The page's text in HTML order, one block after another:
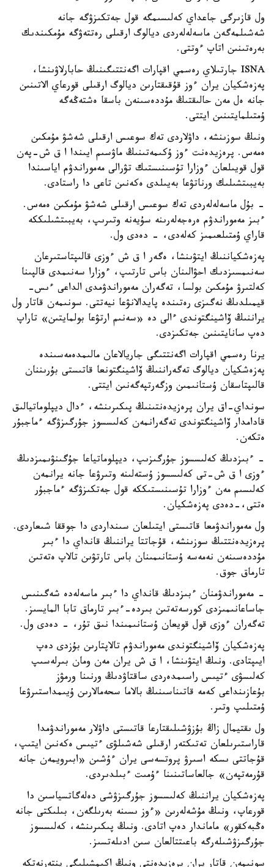
ول قازىرگى جاعداي كەلىسىمگە قول جەتكىزۋگە جانە
شەشىلمەگەن ماسەلەلەردى ديالوگ ارقىلى رەتتەۋگە مۇمكىندىك
بەرەتىنىن اتاپ ءوتتى.
ISNA جارتىلاي رەسمي اقپارات اگەنتتىگىنىڭ حابارلاۋىنشا،
پەزەشكيان يران ءوز قۇقىقتارىن ديالوگ ارقىلى قورعاي الاتىنىن
جانە ەل مەن حالىقتىڭ مۇددەسىنەن باسقا ەشتەڭەگە
ۇمتىلمايتىنىن ايتتى.
ونىڭ سوزىنشە، داۋلاردى تەك سوعىس ارقىلى شەشۋ مۇمكىن
ەمەس. پرەزيدەنت ءوز ۇكىمەتىنىڭ ماۋسىم ايىندا ا ق ش-پەن
قول قويىلعان ءوزارا تۇسىنىستىك تۋرالى مەموراندۋم اياسىندا
بەيبىتشىلىك ورناتۋعا بەيىلدى ەكەنىن تاعى دا راستادى.
- بۇل ماسەلەلەردى تەك سوعىس ارقىلى شەشۋ مۇمكىن ەمەس.
ءبىز مەموراندۋم ەرەجەلەرىنە سۇيەنە وتىرىپ، بەيبىتشىلىككە
قاراي ۇمتىلعىمىز كەلەدى، - دەدى ول.
پەزەشكياننىڭ ايتۋىنشا، ەگەر ا ق ش ءوزى قالىپتاستىرعان
سەنىمسىزدىك احۋالىنان باس تارتىپ، ءوزارا سەنىمدى قالپىنا
كەلتىرۋ مۇمكىن بولسا، تەگەران مەموراندۋمدى الداعى ءىس-
قيمىلدىڭ نەگىزى رەتىندە پايدالانۋعا نيەتتى. سونىمەن قاتار ول
يراننىڭ ۆاشينگتوندى ءالى دە «سەنىم ارتۋعا بولمايتىن» تاراپ
دەپ سانايتىنىن جەتكىزدى.
يرنا رەسمي اقپارات اگەنتتىگى جاريالاعان مالىمدەمەسىندە
پەزەشكيان ديالوگ تەگەراننىڭ ۆاشينگتونعا قاتىستى بۇرىننان
قالىپتاسقان ۇستانىمىن وزگەرتپەگەنىن ايتتى.
سونداي-اق يران پرەزيدەنتىنىڭ پىكىرىنشە، ءدال ديپلوماتيالىق
قادامدار ۆاشينگتوندى تەگەرانمەن كەلىسسوز جۇرگىزۋگە ءماجبۇر
ەتكەن.
- ءبىزدىڭ كەلىسسوز جۇرگىزىپ، ديپلوماتياعا جۇگىنۋىمىزدىڭ
ءوزى ا ق ش-تى كەلىسسوز ۇستەلىنە وتىرۋعا جانە يرانمەن
كەلىسىم مەن ءوزارا تۇسىنىستىككە قول جەتكىزۋگە ءماجبۇر
ەتتى،-دەدى پەزەشكيان.
ول مەموراندۋمعا قاتىستى ايتىلعان سىنداردى دا جوققا شىعاردى.
پرەزيدەنتتىڭ سوزىنشە، قۇجاتتا يراننىڭ قانداي دا ءبىر
مۇددەسىنەن نەمەسە ۇستانىمىنان باس تارتۋىن تالاپ ەتەتىن
تارماق جوق.
- مەموراندۋمنان ءبىزدىڭ قانداي دا ءبىر ماسەلەدە شەگىنىس
جاساعانىمىزدى كورسەتەتىن بىردە-ءبىر تارماق تابا المايسىز.
تەگەران ءوزى قول قويعان ۇستانىمىندا نىق تۇر، - دەدى ول.
پەزەشكيان ۆاشينگتوندى مەموراندۋم تالاپتارىن بۇزدى دەپ
ايىپتادى. ونىڭ ايتۋىنشا، ا ق ش يران مەن ومان بىرلەسىپ
كەلىسۋى ءتيىس راسىمدەردى ساقتاۋدىڭ ورنىنا ورمۋز
بۇعازىنداعى كەمە قاتىناسىنىڭ بالاما سحەمالارىن ۇيىمداستىرۋعا
ۇمتىلىپ وتىر.
ول ىقتيمال زاڭ بۇزۋشىلىقتارعا قاتىستى داۋلار مەموراندۋمدا
قاراستىرىلعان تەتىكتەر ارقىلى شەشىلۋى ءتيىس ەكەنىن ايتىپ،
قۇجاتتى ىسكە اسىرۋ پروتسەسى يران ءۇشىن «ابىرويمەن جانە
قۇرمەتپەن» جالعاساتىنىنا ءۇمىت ءبىلدىردى.
پەزەشكيان يراننىڭ كەلىسسوز جۇرگىزۋشى دەلەگاتسياسىن دا
قورعاپ، ونىڭ مۇشەلەرىن «ءوز ىسىنە بەرىلگەن، بىلىكتى جانە
ەڭبەكقور» ماماندار دەپ اتادى. ونىڭ پىكىرىنشە، كەلىسسوز
جۇرگىزۋشىلەرگە باعىتتالعان سىن ادىلەتسىز.